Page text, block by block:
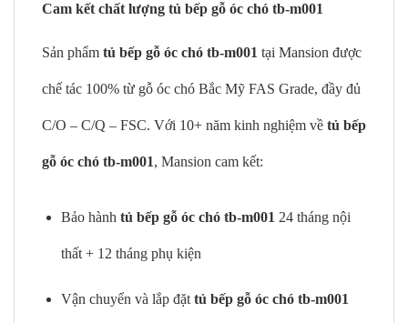
Cam kết chất lượng tủ bếp gỗ óc chó tb-m001
Sản phẩm tủ bếp gỗ óc chó tb-m001 tại Mansion được
chế tác 100% từ gỗ óc chó Bắc Mỹ FAS Grade, đầy đủ
C/O – C/Q – FSC. Với 10+ năm kinh nghiệm về tủ bếp
gỗ óc chó tb-m001, Mansion cam kết:
Bảo hành tủ bếp gỗ óc chó tb-m001 24 tháng nội
thất + 12 tháng phụ kiện
Vận chuyển và lắp đặt tủ bếp gỗ óc chó tb-m001